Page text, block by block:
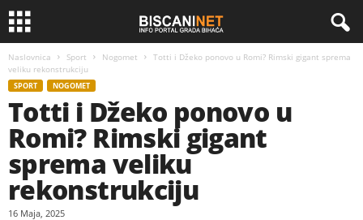
Naslovnica Sport Nogomet
Totti i Džeko ponovo u Romi? Rimski gigant sprema
veliku rekonstrukciju
SPORT NOGOMET
Totti i Džeko ponovo u
Romi? Rimski gigant
sprema veliku
rekonstrukciju
16 Maja, 2025